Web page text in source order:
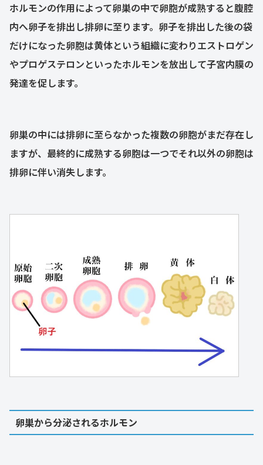
ホルモンの作用によって卵巣の中で卵胞が成熟すると腹腔
内へ卵子を排出し排卵に至ります。卵子を排出した後の袋
だけになった卵胞は黄体という組織に変わりエストロゲン
やプロゲステロンといったホルモンを放出して子宮内膜の
発達を促します。
卵巣の中には排卵に至らなかった複数の卵胞がまだ存在し
ますが、最終的に成熟する卵胞は一つでそれ以外の卵胞は
排卵に伴い消失します。
卵巣から分泌されるホルモン